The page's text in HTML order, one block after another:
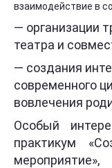
взаимодействие в
— организации
театра и
— создания
современного
вовлечения
Особый
практикум